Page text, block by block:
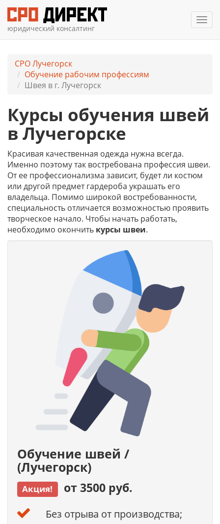
юридический консалтинг
СРО Лучегорск
Обучение рабочим профессиям
Швея в г. Лучегорск
Курсы обучения швей
в Лучегорске
Красивая качественная одежда нужна всегда.
Именно поэтому так востребована профессия швеи.
От ее профессионализма зависит, будет ли костюм
или другой предмет гардероба украшать его
владельца. Помимо широкой востребованности,
специальность отличается возможностью проявить
творческое начало. Чтобы начать работать,
необходимо окончить курсы швеи.
Обучение швей /
(Лучегорск)
Акция! от 3500 руб.
Без отрыва от производства;